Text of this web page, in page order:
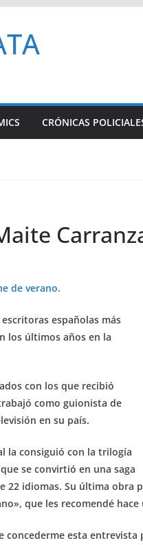
CRÓNICAS
de verano.
españolas más
los últimos años en la
con los que recibió
como guionista de
en su país.
la consiguió con la trilogía
se convirtió en una saga
22 idiomas. Su última obra
que les recomendé hace
concederme esta